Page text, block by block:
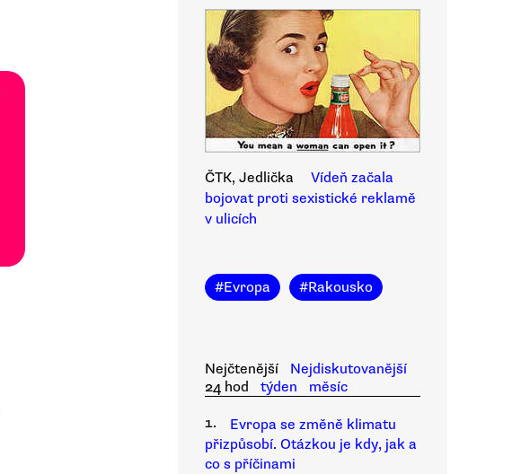
ČTK, Jedlička
Vídeň začala
bojovat proti sexistické reklamě
v ulicích
#Evropa #Rakousko
Nejčtenější
Nejdiskutovanější
24 hod
týden
měsíc
1.
Evropa se změně klimatu
přizpůsobí. Otázkou je kdy, jak a
co s příčinami